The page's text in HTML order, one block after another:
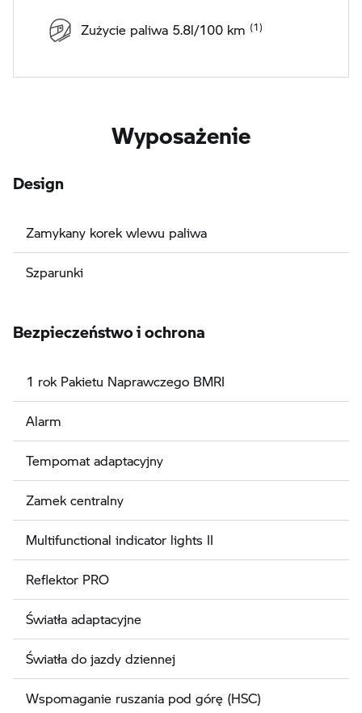
Zużycie paliwa 5.8l/100 km
Wyposażenie
Design
Zamykany korek wlewu paliwa
Szparunki
Bezpieczeństwo i ochrona
1 rok Pakietu Naprawczego BMRI
Alarm
Tempomat adaptacyjny
Zamek centralny
Multifunctional indicator lights II
Reflektor PRO
Światła adaptacyjne
Światła do jazdy dziennej
Wspomaganie ruszania pod górę (HSC)